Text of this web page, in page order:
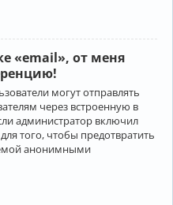
«email», от меня
могут отправлять
через встроенную в
администратор включил
того, чтобы предотвратить
анонимными